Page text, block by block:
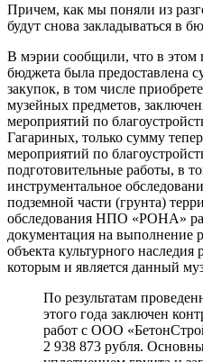
Причем, как мы поняли из
будут снова закладываться в
В мэрии сообщили, что в этом
бюджета была предоставлена
закупок, в том числе
музейных предметов,
мероприятий по
Гагариных, только сумму
мероприятий по
подготовительные работы, в
инструментальное
подземной части (грунта)
обследования НПО «РОНА»
документация на выполнение
объекта культурного наследия
которым и является данный
По результатам
этого года заключен
работ с ООО
2 938 873 рубля.